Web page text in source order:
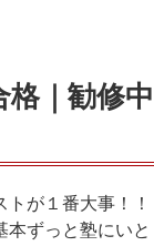
｜勧修中
が１番大事！！
本ずっと塾にいと